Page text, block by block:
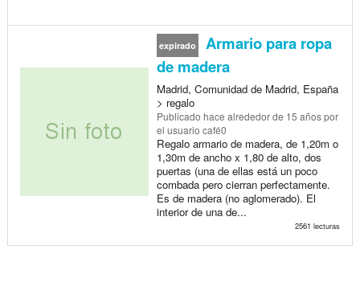
expirado
Armario para ropa
de madera
Madrid, Comunidad de Madrid, España
> regalo
Publicado hace alrededor de 15 añospor
el usuario café0
Regalo armario de madera, de 1,20m o
1,30m de ancho x 1,80 de alto, dos
puertas (una de ellas está un poco
combada pero cierran perfectamente.
Es de madera (no aglomerado). El
interior de una de...
2561 lecturas